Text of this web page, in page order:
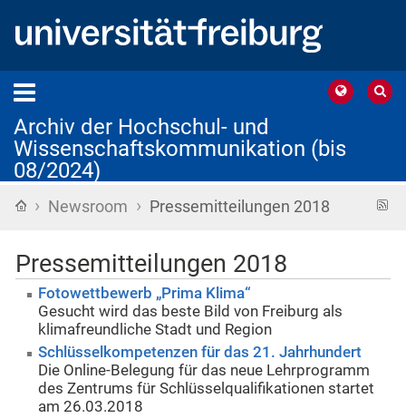
Archiv der Hochschul- und
Wissenschaftskommunikation (bis
08/2024)
Startseite
› Newsroom › Pressemitteilungen 2018
Pressemitteilungen 2018
Fotowettbewerb „Prima Klima“
Gesucht wird das beste Bild von Freiburg als
klimafreundliche Stadt und Region
Schlüsselkompetenzen für das 21. Jahrhundert
Die Online-Belegung für das neue Lehrprogramm
des Zentrums für Schlüsselqualifikationen startet
am 26.03.2018